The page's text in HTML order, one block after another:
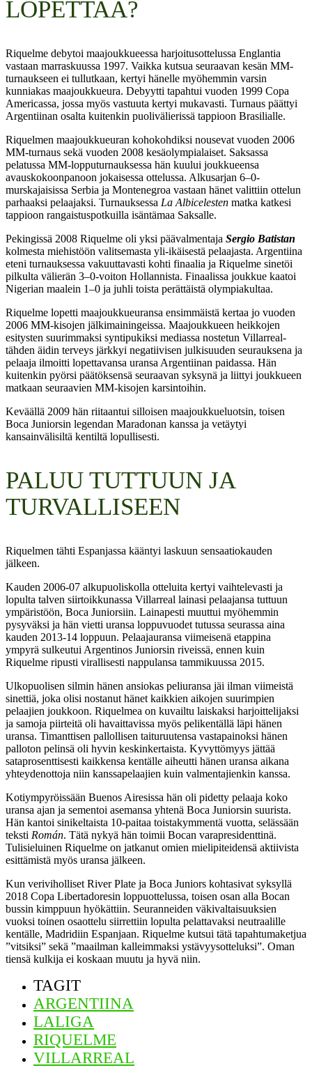
LOPETTAA?
Riquelme debytoi maajoukkueessa harjoitusottelussa Englantia
vastaan marraskuussa 1997. Vaikka kutsua seuraavan kesän MM-
turnaukseen ei tullutkaan, kertyi hänelle myöhemmin varsin
kunniakas maajoukkueura. Debyytti tapahtui vuoden 1999 Copa
Americassa, jossa myös vastuuta kertyi mukavasti. Turnaus päättyi
Argentiinan osalta kuitenkin puolivälierissä tappioon Brasilialle.
Riquelmen maajoukkueuran kohokohdiksi nousevat vuoden 2006
MM-turnaus sekä vuoden 2008 kesäolympialaiset. Saksassa
pelatussa MM-lopputurnauksessa hän kuului joukkueensa
avauskokoonpanoon jokaisessa ottelussa. Alkusarjan 6–0-
murskajaisissa Serbia ja Montenegroa vastaan hänet valittiin ottelun
parhaaksi pelaajaksi. Turnauksessa La Albicelesten matka katkesi
tappioon rangaistuspotkuilla isäntämaa Saksalle.
Pekingissä 2008 Riquelme oli yksi päävalmentaja Sergio Batistan
kolmesta miehistöön valitsemasta yli-ikäisestä pelaajasta. Argentiina
eteni turnauksessa vakuuttavasti kohti finaalia ja Riquelme sinetöi
pilkulta välierän 3–0-voiton Hollannista. Finaalissa joukkue kaatoi
Nigerian maalein 1–0 ja juhli toista perättäistä olympiakultaa.
Riquelme lopetti maajoukkueuransa ensimmäistä kertaa jo vuoden
2006 MM-kisojen jälkimainingeissa. Maajoukkueen heikkojen
esitysten suurimmaksi syntipukiksi mediassa nostetun Villarreal-
tähden äidin terveys järkkyi negatiivisen julkisuuden seurauksena ja
pelaaja ilmoitti lopettavansa uransa Argentiinan paidassa. Hän
kuitenkin pyörsi päätöksensä seuraavan syksynä ja liittyi joukkueen
matkaan seuraavien MM-kisojen karsintoihin.
Keväällä 2009 hän riitaantui silloisen maajoukkueluotsin, toisen
Boca Juniorsin legendan Maradonan kanssa ja vetäytyi
kansainvälisiltä kentiltä lopullisesti.
PALUU TUTTUUN JA
TURVALLISEEN
Riquelmen tähti Espanjassa kääntyi laskuun sensaatiokauden
jälkeen.
Kauden 2006-07 alkupuoliskolla otteluita kertyi vaihtelevasti ja
lopulta talven siirtoikkunassa Villarreal lainasi pelaajansa tuttuun
ympäristöön, Boca Juniorsiin. Lainapesti muuttui myöhemmin
pysyväksi ja hän vietti uransa loppuvuodet tutussa seurassa aina
kauden 2013-14 loppuun. Pelaajauransa viimeisenä etappina
ympyrä sulkeutui Argentinos Juniorsin riveissä, ennen kuin
Riquelme ripusti virallisesti nappulansa tammikuussa 2015.
Ulkopuolisen silmin hänen ansiokas peliuransa jäi ilman viimeistä
sinettiä, joka olisi nostanut hänet kaikkien aikojen suurimpien
pelaajien joukkoon. Riquelmea on kuvailtu laiskaksi harjoittelijaksi
ja samoja piirteitä oli havaittavissa myös pelikentällä läpi hänen
uransa. Timanttisen pallollisen taituruutensa vastapainoksi hänen
palloton pelinsä oli hyvin keskinkertaista. Kyvyttömyys jättää
sataprosenttisesti kaikkensa kentälle aiheutti hänen uransa aikana
yhteydenottoja niin kanssapelaajien kuin valmentajienkin kanssa.
Kotiympyröissään Buenos Airesissa hän oli pidetty pelaaja koko
uransa ajan ja sementoi asemansa yhtenä Boca Juniorsin suurista.
Hän kantoi sinikeltaista 10-paitaa toistakymmentä vuotta, selässään
teksti Román. Tätä nykyä hän toimii Bocan varapresidenttinä.
Tulisieluinen Riquelme on jatkanut omien mielipiteidensä aktiivista
esittämistä myös uransa jälkeen.
Kun veriviholliset River Plate ja Boca Juniors kohtasivat syksyllä
2018 Copa Libertadoresin loppuottelussa, toisen osan alla Bocan
bussin kimppuun hyökättiin. Seuranneiden väkivaltaisuuksien
vuoksi toinen osaottelu siirrettiin lopulta pelattavaksi neutraalille
kentälle, Madridiin Espanjaan. Riquelme kutsui tätä tapahtumaketjua
”vitsiksi” sekä ”maailman kalleimmaksi ystävyysotteluksi”. Oman
tiensä kulkija ei koskaan muutu ja hyvä niin.
TAGIT
ARGENTIINA
LALIGA
RIQUELME
VILLARREAL